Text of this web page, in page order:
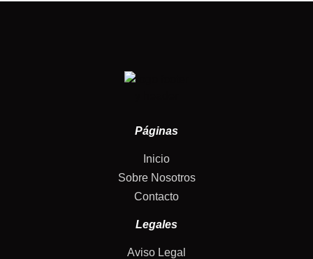
Páginas
Inicio
Sobre Nosotros
Contacto
Legales
Aviso Legal